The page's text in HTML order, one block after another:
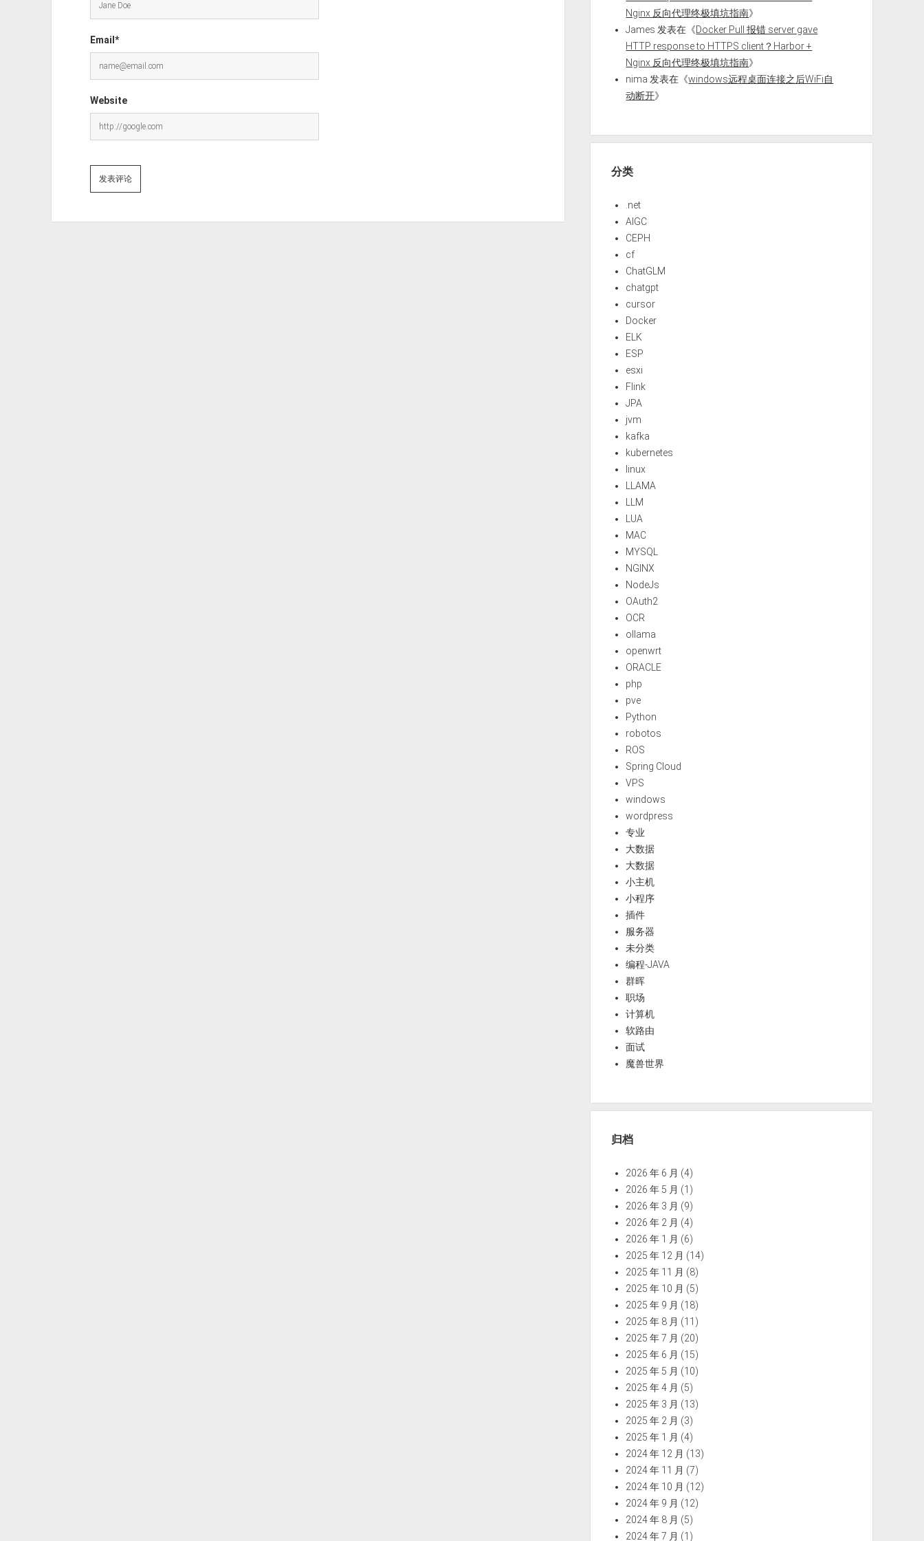
Email*
Website
Nginx 反向代理终极填坑指南》
James 发表在《Docker Pull 报错 server gave
HTTP response to HTTPS client？Harbor +
Nginx 反向代理终极填坑指南》
nima 发表在《windows远程桌面连接之后WiFi自
动断开》
分类
.net
AIGC
CEPH
cf
ChatGLM
chatgpt
cursor
Docker
ELK
ESP
esxi
Flink
JPA
jvm
kafka
kubernetes
linux
LLAMA
LLM
LUA
MAC
MYSQL
NGINX
NodeJs
OAuth2
OCR
ollama
openwrt
ORACLE
php
pve
Python
robotos
ROS
Spring Cloud
VPS
windows
wordpress
专业
大数据
大数据
小主机
小程序
插件
服务器
未分类
编程-JAVA
群晖
职场
计算机
软路由
面试
魔兽世界
归档
2026 年 6 月 (4)
2026 年 5 月 (1)
2026 年 3 月 (9)
2026 年 2 月 (4)
2026 年 1 月 (6)
2025 年 12 月 (14)
2025 年 11 月 (8)
2025 年 10 月 (5)
2025 年 9 月 (18)
2025 年 8 月 (11)
2025 年 7 月 (20)
2025 年 6 月 (15)
2025 年 5 月 (10)
2025 年 4 月 (5)
2025 年 3 月 (13)
2025 年 2 月 (3)
2025 年 1 月 (4)
2024 年 12 月 (13)
2024 年 11 月 (7)
2024 年 10 月 (12)
2024 年 9 月 (12)
2024 年 8 月 (5)
2024 年 7 月 (1)